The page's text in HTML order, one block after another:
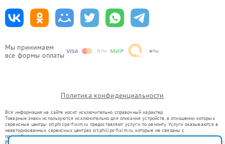
Мы принимаем
все формы оплаты
Политика конфиденциальности
Вся информация на сайте носит исключительно справочный характер.
Товарные знаки используются исключительно для описания устройств, в отношении которых
сервисные центры srt.philips-fixim.ru предоставляют услуги по ремонту. Услуги оказываются в
неавторизованных сервисных центрах srt.philips-fixim.ru, которые не связаны с
правообладателями товарных знаков или их официальными представителями.
Ремонт осуществляется для устройств, уже введенных в гражданский оборот в соответствии